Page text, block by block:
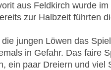
aus Feldkirch wurde
zur Halbzeit führten
jungen Löwen das
in Gefahr. Das faire
ein paar Dreiern und viel